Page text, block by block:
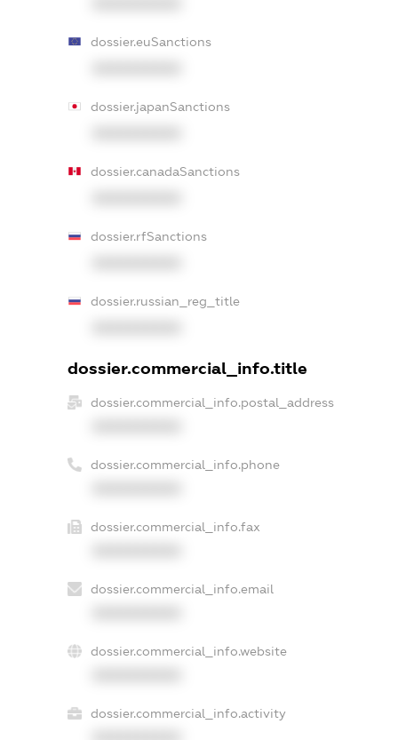
dossier.euSanctions
dossier.japanSanctions
dossier.canadaSanctions
dossier.rfSanctions
dossier.russian_reg_title
dossier.commercial_info.title
dossier.commercial_info.postal_address
dossier.commercial_info.phone
dossier.commercial_info.fax
dossier.commercial_info.email
dossier.commercial_info.website
dossier.commercial_info.activity